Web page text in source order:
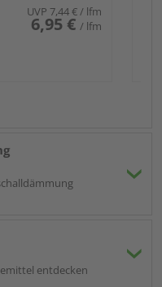
UVP 7,44 €/ lfm
6,95 € / lfm
entdecken